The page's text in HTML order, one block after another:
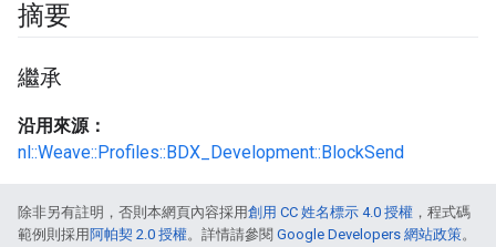
摘要
繼承
沿用來源：
nl::Weave::Profiles::BDX_Development::BlockSend
除非另有註明，否則本網頁內容採用創用 CC 姓名標示 4.0 授權 ，程式碼
範例則採用 阿帕契 2.0 授權。詳情請參閱 Google Developers 網站政策。